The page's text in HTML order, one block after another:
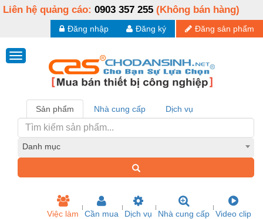
Liên hệ quảng cáo: 0903 357 255 (Không bán hàng)
Đăng sản phẩm
Đăng ký
Đăng nhập
Sản phẩm Nhà cung cấp Dịch vụ
Danh mục
Việc làm Cần mua Dịch vụ Nhà cung cấp Video clip